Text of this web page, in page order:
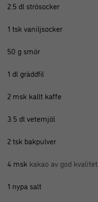
2.5 dl strösocker
1 tsk vaniljsocker
50 g smör
1 dl gräddfil
2 msk kallt kaffe
3.5 dl vetemjöl
2 tsk bakpulver
4 msk kakao av god kvalitet
1 nypa salt